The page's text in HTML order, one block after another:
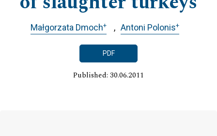
Małgorzata Dmoch+ Antoni Polonis+
PDF
Published: 30.06.2011